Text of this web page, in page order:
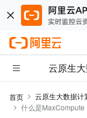
云原生
首页 云原生大数据计
什么是MaxCompute